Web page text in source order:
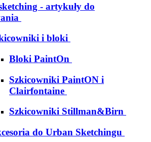
- artykuły do
i bloki
Bloki PaintOn
Szkicowniki PaintON i
Clairfontaine
Szkicowniki Stillman&Birn
do Urban Sketchingu